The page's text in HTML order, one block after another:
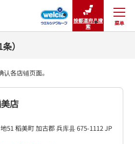
按都道府县搜
索
菜单
关闭
）
各店铺页面。
店
51稻美町加古郡兵库县675-1112JP